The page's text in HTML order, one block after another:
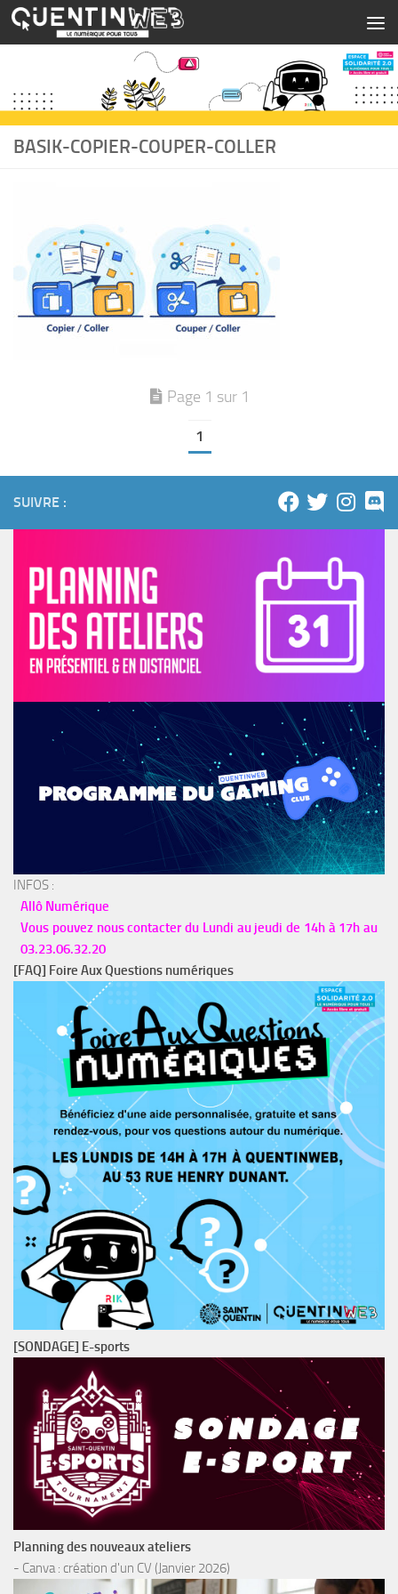
Skip to content
BASIK-COPIER-COUPER-COLLER
Page 1 sur 1
1
SUIVRE :
INFOS :
Allô Numérique
Vous pouvez nous contacter du Lundi au jeudi de 14h à 17h au
03.23.06.32.20
[FAQ] Foire Aux Questions numériques
[SONDAGE] E-sports
Planning des nouveaux ateliers
- Canva : création d'un CV (Janvier 2026)